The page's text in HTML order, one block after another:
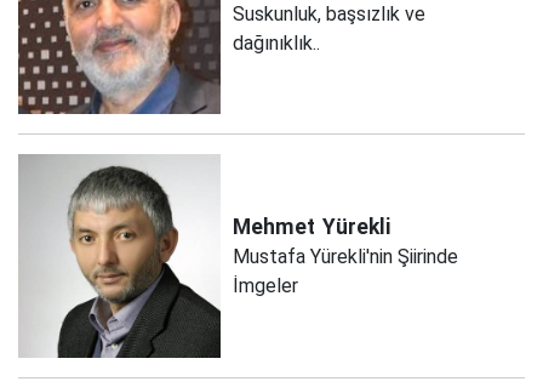
Suskunluk, başsızlık ve
dağınıklık..
Mehmet Yürekli
Mustafa Yürekli'nin Şiirinde
İmgeler